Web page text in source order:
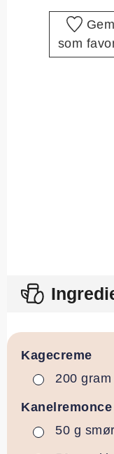
Gem
som
Kagecreme
▢
200 gram
Kanelremonce
▢
50 g smør